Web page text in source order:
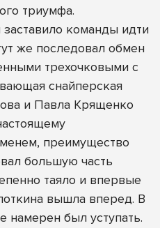
триумфа.
команды идти
же последовал обмен
трехочковыми с
снайперская
и Павла Крященко
преимущество
большую часть
таяло и впервые
вышла вперед. В
намерен был уступать.